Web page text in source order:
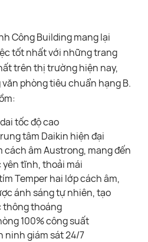
Công Building mang lại
tốt nhất với những trang
trên thị trường hiện nay,
phòng tiêu chuẩn hạng B.
tốc độ cao
tâm Daikin hiện đại
cách âm Austrong, mang đến
yên tĩnh, thoải mái
Temper hai lớp cách âm,
ánh sáng tự nhiên, tạo
thông thoáng
100% công suất
ninh giám sát 24/7